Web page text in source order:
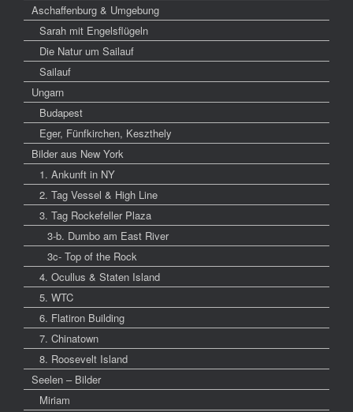
Aschaffenburg & Umgebung
Sarah mit Engelsflügeln
Die Natur um Sailauf
Sailauf
Ungarn
Budapest
Eger, Fünfkirchen, Keszthely
Bilder aus New York
1. Ankunft in NY
2. Tag Vessel & High Line
3. Tag Rockefeller Plaza
3-b. Dumbo am East River
3c- Top of the Rock
4. Ocullus & Staten Island
5. WTC
6. Flatiron Building
7. Chinatown
8. Roosevelt Island
Seelen – Bilder
Miriam